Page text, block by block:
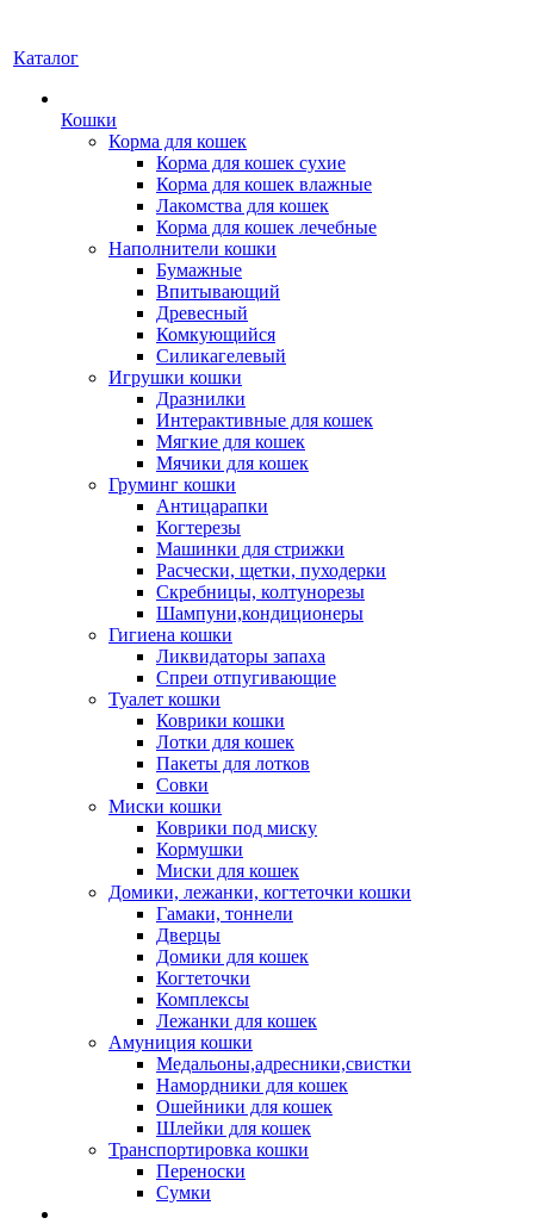
Каталог
Кошки
Корма для кошек
Корма для кошек сухие
Корма для кошек влажные
Лакомства для кошек
Корма для кошек лечебные
Наполнители кошки
Бумажные
Впитывающий
Древесный
Комкующийся
Силикагелевый
Игрушки кошки
Дразнилки
Интерактивные для кошек
Мягкие для кошек
Мячики для кошек
Груминг кошки
Антицарапки
Когтерезы
Машинки для стрижки
Расчески, щетки, пуходерки
Скребницы, колтунорезы
Шампуни,кондиционеры
Гигиена кошки
Ликвидаторы запаха
Спреи отпугивающие
Туалет кошки
Коврики кошки
Лотки для кошек
Пакеты для лотков
Совки
Миски кошки
Коврики под миску
Кормушки
Миски для кошек
Домики, лежанки, когтеточки кошки
Гамаки, тоннели
Дверцы
Домики для кошек
Когтеточки
Комплексы
Лежанки для кошек
Амуниция кошки
Медальоны,адресники,свистки
Намордники для кошек
Ошейники для кошек
Шлейки для кошек
Транспортировка кошки
Переноски
Сумки